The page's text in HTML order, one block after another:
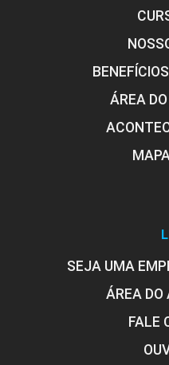
Revestimentos,
e Hidrossanitárias
ÁREA
SEJA UMA
ÁREA DO
FALE